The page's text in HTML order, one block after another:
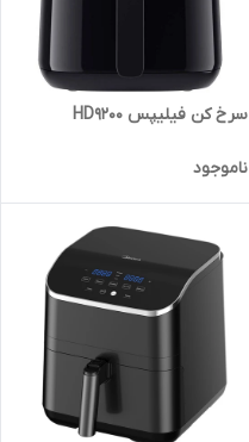
سرخ کن فیلیپس HD9200
ناموجود